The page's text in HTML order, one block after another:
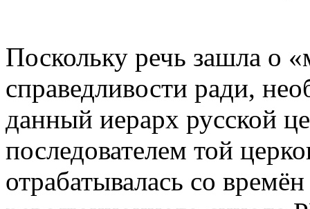
Поскольку речь зашла о
справедливости ради,
данный иерарх русской
последователем той
отрабатывалась со